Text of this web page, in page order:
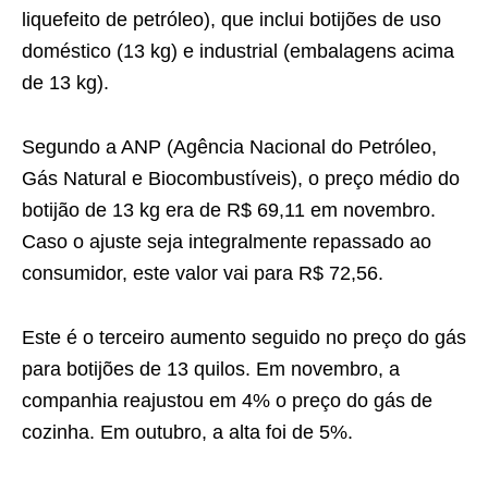
liquefeito de petróleo), que inclui botijões de uso
doméstico (13 kg) e industrial (embalagens acima
de 13 kg).
Segundo a ANP (Agência Nacional do Petróleo,
Gás Natural e Biocombustíveis), o preço médio do
botijão de 13 kg era de R$ 69,11 em novembro.
Caso o ajuste seja integralmente repassado ao
consumidor, este valor vai para R$ 72,56.
Este é o terceiro aumento seguido no preço do gás
para botijões de 13 quilos. Em novembro, a
companhia reajustou em 4% o preço do gás de
cozinha. Em outubro, a alta foi de 5%.